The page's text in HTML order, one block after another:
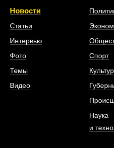
Новости
Статьи
Интервью
Фото
Темы
Видео
Спорт
Наука
и